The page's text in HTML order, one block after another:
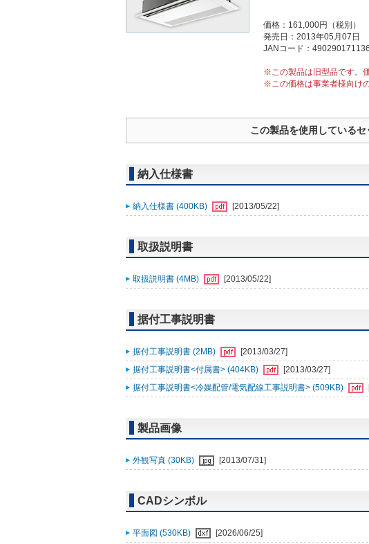
価格：161,000円（税別）
発売日：2013年05月07日
JANコード：
※この製品は旧型品です。
※この価格は事業者様向け
この製品を使用しているセ
納入仕様書
納入仕様書 (400KB) [2013/05/22]
取扱説明書
取扱説明書 (4MB) [2013/05/22]
据付工事説明書
据付工事説明書 (2MB)
[2013/03/27]
据付工事説明書<付属書> (404KB)
[2013/03/27]
据付工事説明書<冷媒配管/電気配線工事説明書> (509KB)
製品画像
外観写真 (30KB) [2013/07/31]
CADシンボル
平面図 (530KB) [2026/06/25]